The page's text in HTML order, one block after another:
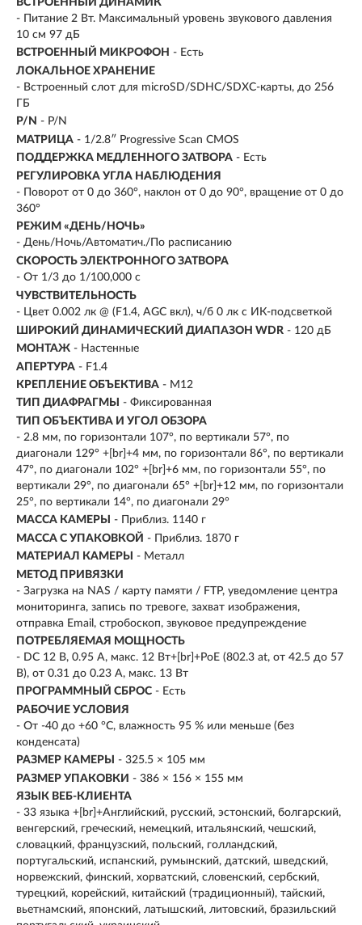
ВСТРОЕННЫЙ ДИНАМИК
- Питание 2 Вт. Максимальный уровень звукового давления
10 см 97 дБ
ВСТРОЕННЫЙ МИКРОФОН - Есть
ЛОКАЛЬНОЕ ХРАНЕНИЕ
- Встроенный слот для microSD/SDHC/SDXC-карты, до 256
ГБ
P/N - P/N
МАТРИЦА - 1/2.8″ Progressive Scan CMOS
ПОДДЕРЖКА МЕДЛЕННОГО ЗАТВОРА - Есть
РЕГУЛИРОВКА УГЛА НАБЛЮДЕНИЯ
- Поворот от 0 до 360°, наклон от 0 до 90°, вращение от 0 до
360°
РЕЖИМ «ДЕНЬ/НОЧЬ»
- День/Ночь/Автоматич./По расписанию
СКОРОСТЬ ЭЛЕКТРОННОГО ЗАТВОРА
- От 1/3 до 1/100,000 с
ЧУВСТВИТЕЛЬНОСТЬ
- Цвет 0.002 лк @ (F1.4, AGC вкл), ч/б 0 лк с ИК-подсветкой
ШИРОКИЙ ДИНАМИЧЕСКИЙ ДИАПАЗОН WDR - 120 дБ
МОНТАЖ - Настенные
АПЕРТУРА - F1.4
КРЕПЛЕНИЕ ОБЪЕКТИВА - M12
ТИП ДИАФРАГМЫ
- Фиксированная
ТИП ОБЪЕКТИВА И УГОЛ ОБЗОРА
- 2.8 мм, по горизонтали 107°, по вертикали 57°, по
диагонали 129° +[br]+4 мм, по горизонтали 86°, по вертикали
47°, по диагонали 102° +[br]+6 мм, по горизонтали 55°, по
вертикали 29°, по диагонали 65° +[br]+12 мм, по горизонтали
25°, по вертикали 14°, по диагонали 29°
МАССА КАМЕРЫ
- Приблиз. 1140 г
МАССА С УПАКОВКОЙ - Приблиз. 1870 г
МАТЕРИАЛ КАМЕРЫ
- Металл
МЕТОД ПРИВЯЗКИ
- Загрузка на NAS / карту памяти / FTP, уведомление центра
мониторинга, запись по тревоге, захват изображения,
отправка Email, стробоскоп, звуковое предупреждение
ПОТРЕБЛЯЕМАЯ МОЩНОСТЬ
- DC 12 В, 0.95 A, макс. 12 Вт+[br]+PoE (802.3 at, от 42.5 до 57
В), от 0.31 до 0.23 A, макс. 13 Вт
ПРОГРАММНЫЙ СБРОС - Есть
РАБОЧИЕ УСЛОВИЯ
- От -40 до +60 °C, влажность 95 % или меньше (без
конденсата)
РАЗМЕР КАМЕРЫ
- 325.5 × 105 мм
РАЗМЕР УПАКОВКИ - 386 × 156 × 155 мм
ЯЗЫК ВЕБ-КЛИЕНТА
- 33 языка +[br]+Английский, русский, эстонский, болгарский,
венгерский, греческий, немецкий, итальянский, чешский,
словацкий, французский, польский, голландский,
португальский, испанский, румынский, датский, шведский,
норвежский, финский, хорватский, словенский, сербский,
турецкий, корейский, китайский (традиционный), тайский,
вьетнамский, японский, латышский, литовский, бразильский